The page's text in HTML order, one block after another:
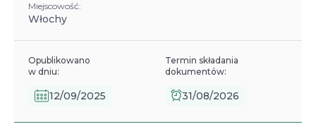
Miejscowość:
Włochy
Opublikowano
w dniu:
12/09/2025
Termin składania
dokumentów:
31/08/2026